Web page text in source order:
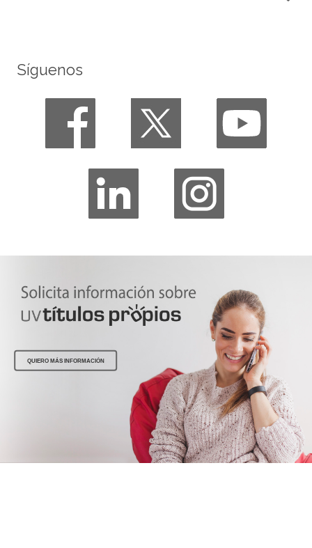
Síguenos
QUIERO MÁS INFORMACIÓN